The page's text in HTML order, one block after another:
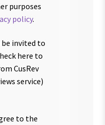
purposes
policy.
invited to
here to
CusRev
service)
to the